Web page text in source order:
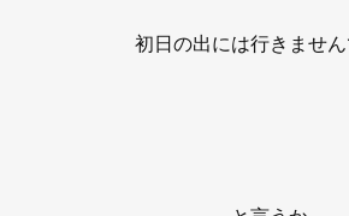
初日の出には行きませ